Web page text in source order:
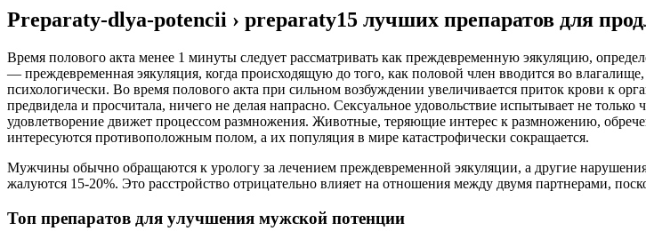
Preparaty-dlya-potencii › preparaty15 лучших препаратов для
Время полового акта менее 1 минуты следует рассматривать как преждевременную эякуляцию,
— преждевременная эякуляция, когда происходящую до того, как половой член вводится во
психологически. Во время полового акта при сильном возбуждении увеличивается приток крови к
предвидела и просчитала, ничего не делая напрасно. Сексуальное удовольствие испытывает не
удовлетворение движет процессом размножения. Животные, теряющие интерес к размножению,
интересуются противоположным полом, а их популяция в мире катастрофически сокращается.
Мужчины обычно обращаются к урологу за лечением преждевременной эякуляции, а другие
жалуются 15-20%. Это расстройство отрицательно влияет на отношения между двумя партнерами,
Топ препаратов для улучшения мужской потенции